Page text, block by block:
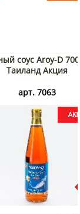
соус Aroy-D
Таиланд Акция
арт. 7063